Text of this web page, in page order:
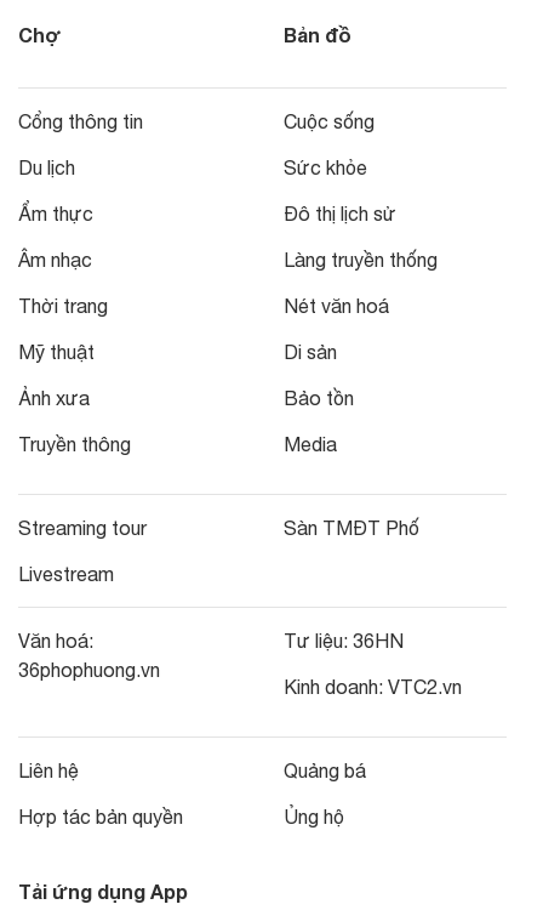
Chợ Bản đồ
Cổng thông tin
Du lịch
Ẩm thực
Âm nhạc
Thời trang
Mỹ thuật
Ảnh xưa
Truyền thông
Cuộc sống
Sức khỏe
Đô thị lịch sử
Làng truyền thống
Nét văn hoá
Di sản
Bảo tồn
Media
Streaming tour
Livestream
Sàn TMĐT Phố
Văn hoá:
36phophuong.vn
Tư liệu: 36HN
Kinh doanh: VTC2.vn
Liên hệ
Hợp tác bản quyền
Quảng bá
Ủng hộ
Tải ứng dụng App